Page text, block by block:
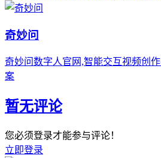
奇妙问
奇妙问数字人官网,智能交互视频创
案
暂无评论
您必须登录才能参与评论！
立即登录